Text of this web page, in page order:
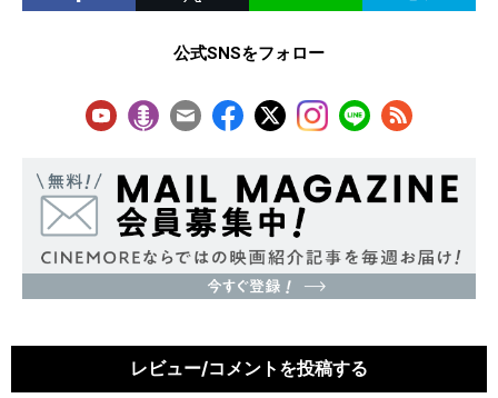
公式SNSをフォロー
レビュー/コメントを投稿する